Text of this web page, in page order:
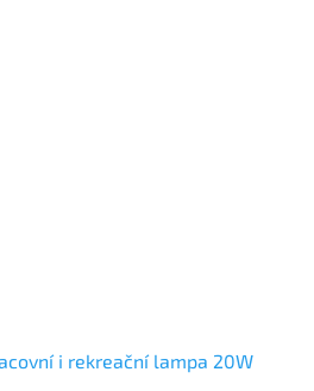
i rekreační lampa 20W